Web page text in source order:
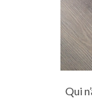
Qui